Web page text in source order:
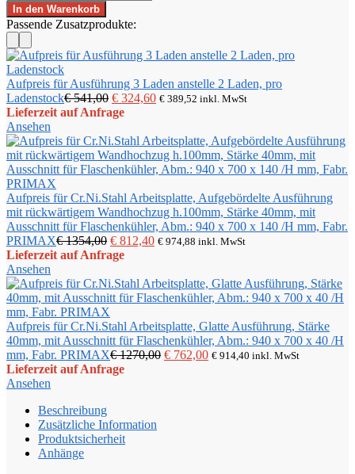
Laden
und
links,
darüber
Flaschenkühler,
Abm.:
930
x
685
x
850
/H
mm,
Fabr.
PRIMAX
Menge
war:
€ 5203,00
ist:
€ 3121,80.
eigengekühlt
-
Mod.
Gp
2L
AL
Fk
-
steckerfertig
mit
2
Laden
und
Aggregatfach
links,
darüber
Flaschenkühler,
Abm.:
930
x
685
x
850
/H
mm,
Fabr.
PRIMAX
Menge
In den Warenkorb
Passende Zusatzprodukte:
Aufpreis für Ausführung 3 Laden anstelle 2 Laden, pro
Ladenstock€541,00 Ursprünglicher
Preis
€ 541,00
€ 324,60Aktueller
€ 324,60.
€ 389,52 inkl. MwSt
Lieferzeit auf Anfrage
Ansehen
Aufpreis für Cr.Ni.Stahl Arbeitsplatte, Aufgebördelte Ausführung
mit rückwärtigem Wandhochzug h.100mm, Stärke 40mm, mit
Ausschnitt für Flaschenkühler, Abm.: 940 x 700 x 140 /H mm, Fabr.
PRIMAX€1354,00 Ursprünglicher
Preis
€ 1354,00
€ 812,40Aktueller
€ 812,40.
€ 974,88 inkl. MwSt
Lieferzeit auf Anfrage
Ansehen
Aufpreis für Cr.Ni.Stahl Arbeitsplatte, Glatte Ausführung, Stärke
40mm, mit Ausschnitt für Flaschenkühler, Abm.: 940 x 700 x 40 /H
mm, Fabr. PRIMAX€1270,00 Ursprünglicher
€ 762,00Aktueller
€ 914,40 inkl. MwSt
Lieferzeit auf Anfrage
Ansehen
Beschreibung
Zusätzliche Information
Produktsicherheit
Anhänge